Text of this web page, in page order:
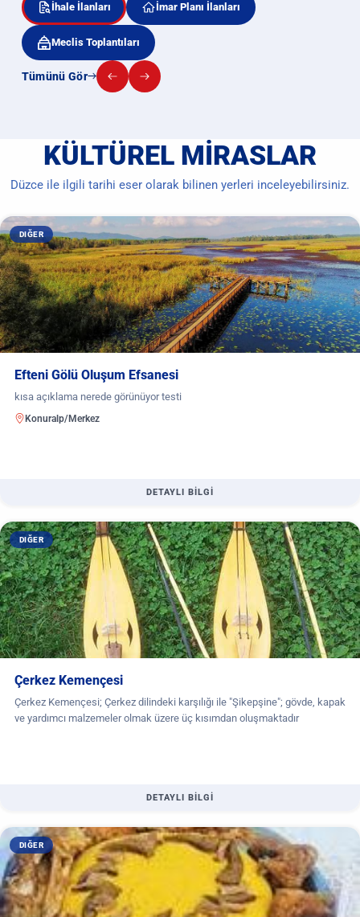
İhale İlanları İmar Planı İlanları
Meclis Toplantıları
Tümünü Gör
KÜLTÜREL MIRASLAR
Düzce ile ilgili tarihi eser olarak bilinen yerleri inceleyebilirsiniz.
DIĞER
Efteni Gölü Oluşum Efsanesi
kısa açıklama nerede görünüyor testi
Konuralp/Merkez
DETAYLI BİLGİ
DIĞER
Çerkez Kemençesi
Çerkez Kemençesi; Çerkez dilindeki karşılığı ile "Şikepşine"; gövde, kapak
ve yardımcı malzemeler olmak üzere üç kısımdan oluşmaktadır
DETAYLI BİLGİ
DIĞER